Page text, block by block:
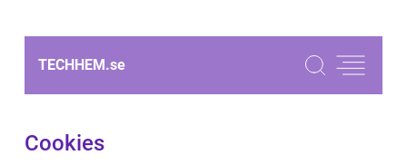
TECHHEM.se
Cookies